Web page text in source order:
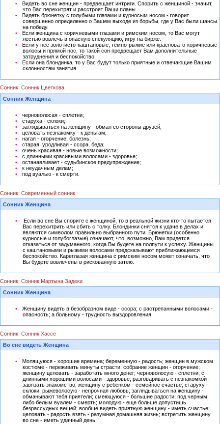
Видеть во сне женщин - предвещает интриги. Спорить с женщиной - значит,
что Вас перехитрят и расстроят Ваши планы.
Видеть брюнетку с голубыми глазами и курносым носом - говорит
совершенно определенно о Вашем выходе из борьбы, где у Вас были шансы
на победу.
Если женщина с коричневыми глазами и римским носом, то Вас могут
лестью вовлечь в опасную спекуляцию, игру на бирже.
Если у нее золотисто-каштановые, темно-рыжие или красновато-коричневые
волосы и прямой нос, то такой сон предвещает Вам дополнительные
затруднения и беспокойство.
Если она блондинка, то у Вас будут только приятные и отвечающие Вашим
склонностям занятия.
Сонник: Сонник Цветкова
Сонник Женщина
черноволосая - сплетни;
старуха - склоки;
заглядываться на женщину - обман со стороны друзей;
целовать незнакомку - к деньгам;
нагая - огорчение, болезнь;
старая, уродливая - ссора, беда;
очень красивая - новые возможности;
с длинными красивыми волосами - здоровье;
останавливает - судьбинское предупреждение;
к неудачным делам;
под вуалью - к смерти.
Сонник: Современный сонник
Сонник Женщина
Если во сне Вы спорите с женщиной, то в реальной жизни кто-то пытается
Вас перехитрить или сбить с толку. Блондинки снятся к удаче в делах и
являются символом правильно выбранного пути. Брюнетки (особенно
курносые и голубоглазые) означают, что, возможно, Вам придется
отказаться от задуманного, когда Вы будете на полпути к успеху. Женщины
с каштановыми и рыжими волосами предсказывают приближающееся
беспокойство. Кареглазая женщина с римским носом может означать, что
Вы будете вовлечены в рискованную затею.
Сонник: Сонник Мартына Задеки
Сонник Женщина
Женщину видеть в безобразном виде - ссора; с растрепанными волосами -
опасность; а больному - трудность выздоровления.
Сонник: Сонник Хассе
Во сне видеть Женщина
Молящуюся - хорошие времена; беременную - радость; женщин в мужском
костюме - переживать минуты страсти; собрание женщин - огорчение;
женщину целовать - заработать много денег; черноволосую - сплетни; с
длинными хорошими волосами - здоровье; разговаривать с незнакомкой -
завязать знакомство; женщину с ребенком - семейное счастье; старуху -
склоки; рыжеволосую - непрочная любовь; заглядываться на женщину -
обманывают тебя приятели; смеющуюся - большие радости; под черным
либо белым вуалем - смерть; молодую - еще больше допустишь
безрассудных вещей; вообще видеть приятную женщину - иметь счастье;
целовать - радость взять - разумная домашняя жизнь; встретить женщину
во сне - иметь удачный день.